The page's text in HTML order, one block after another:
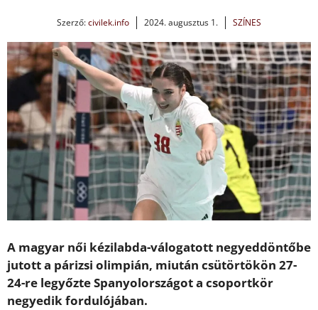
Szerző:civilek.info 2024. augusztus 1. SZÍNES
A magyar női kézilabda-válogatott negyeddöntőbe
jutott a párizsi olimpián, miután csütörtökön 27-
24-re legyőzte Spanyolországot a csoportkör
negyedik fordulójában.